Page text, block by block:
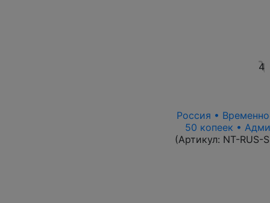
4
Россия •
50 копеек •
(Артикул: NT-RUS-